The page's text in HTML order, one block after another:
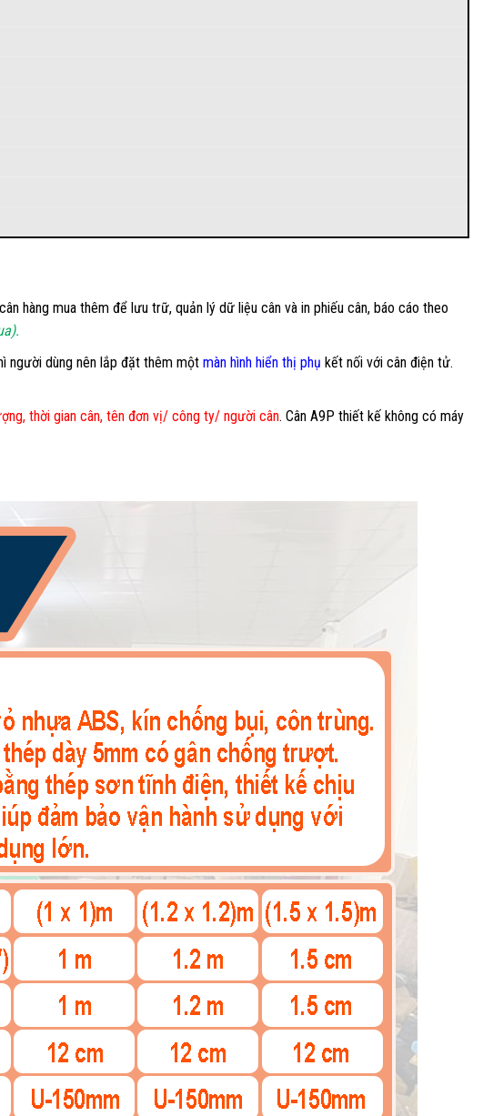
hàng mua thêm để lưu trữ, quản lý dữ liệu cân và in phiếu cân, báo cáo theo
người dùng nên lắp đặt thêm một màn hình hiển thị phụ kết nối với cân điện tử.
thời gian cân, tên đơn vị/ công ty/ người cân. Cân A9P thiết kế không có máy